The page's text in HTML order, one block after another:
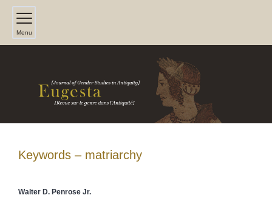
Menu
Keywords – matriarchy
Walter D. Penrose Jr.